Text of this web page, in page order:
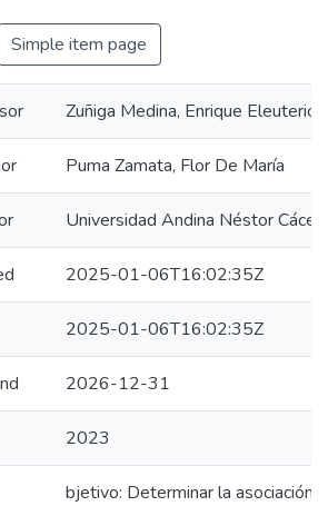
Simple item page
Zuñiga Medina, Enrique Eleuterio
Puma Zamata, Flor De María
Universidad Andina Néstor
2025-01-06T16:02:35Z
2025-01-06T16:02:35Z
2026-12-31
2023
bjetivo: Determinar la asociación